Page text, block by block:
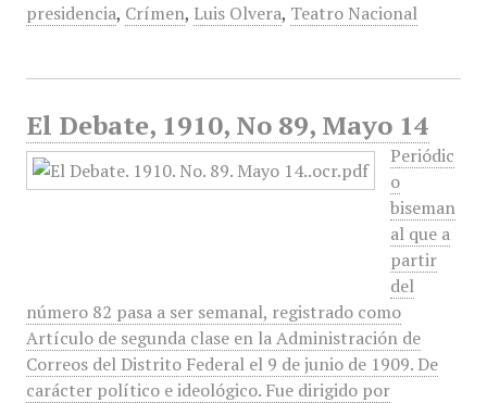
presidencia, Crímen, Luis Olvera, Teatro Nacional
El Debate, 1910, No 89, Mayo 14
Periódic
o
biseman
al que a
partir
del
número 82 pasa a ser semanal, registrado como
Artículo de segunda clase en la Administración de
Correos del Distrito Federal el 9 de junio de 1909. De
carácter político e ideológico. Fue dirigido por